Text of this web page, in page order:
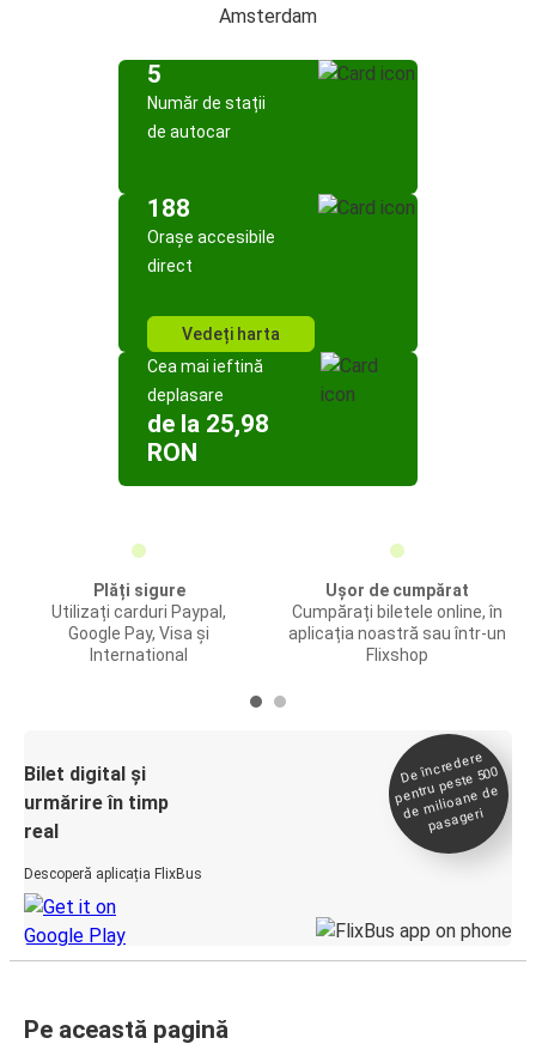
Amsterdam
5
Număr de stații
de autocar
188
Orașe accesibile
direct
Vedeți harta
Cea mai ieftină
deplasare
de la 25,98
RON
Plăți sigure
Utilizați carduri Paypal,
Google Pay, Visa și
International
Ușor de cumpărat
Cumpărați biletele online, în
aplicația noastră sau într-un
Flixshop
Bilet digital și
urmărire în timp
real
Descoperă aplicația FlixBus
De încredere
pentru peste 500
de
milioane de
pasageri
Pe această pagină